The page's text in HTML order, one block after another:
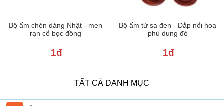
Bộ ấm chén dáng Nhật - men
rạn cổ bọc đồng
1đ
Bộ ấm tử sa đen - Đắp nổi hoa
phù dung đỏ
1đ
TẤT CẢ DANH MỤC